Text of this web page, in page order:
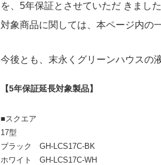
を、5年保証とさせていただ きました
対象商品に関しては、本ページ内の
今後とも、末永くグリーンハウスの
【5年保証延長対象製品】
■スクエア
17型
ブラック GH-LCS17C-BK
ホワイト GH-LCS17C-WH